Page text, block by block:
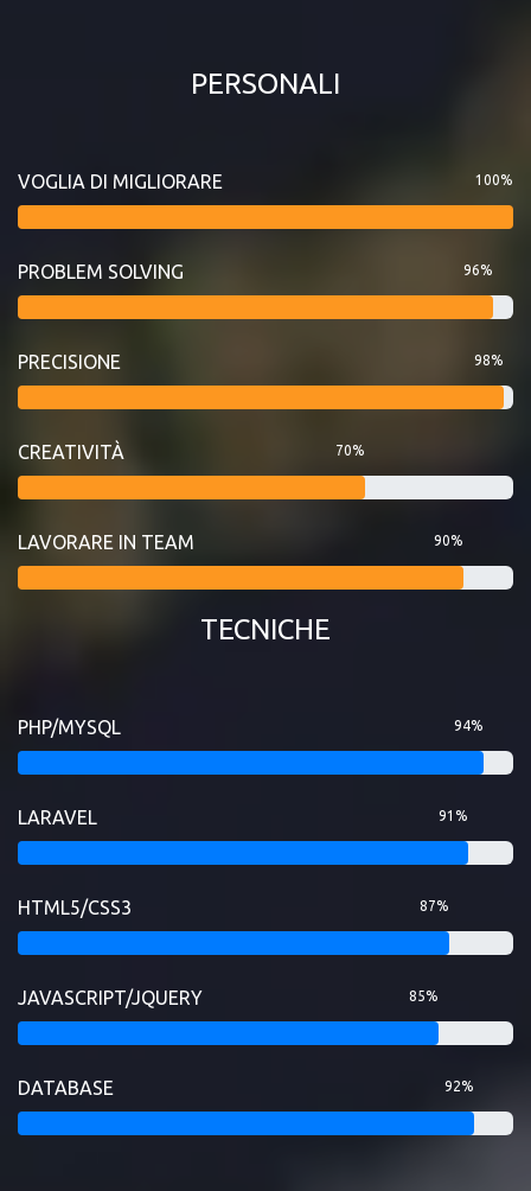
PERSONALI
VOGLIA DI MIGLIORARE 100%
PROBLEM SOLVING 96%
PRECISIONE 98%
CREATIVITÀ 70%
LAVORARE IN TEAM 90%
TECNICHE
PHP/MYSQL 94%
LARAVEL 91%
HTML5/CSS3 87%
JAVASCRIPT/JQUERY 85%
DATABASE 92%